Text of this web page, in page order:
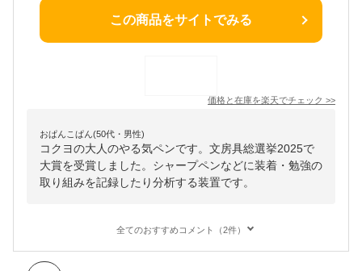
この商品をサイトでみる
価格と在庫を楽天でチェック >>
おぱんこぱん(50代・男性)
コクヨの大人のやる気ペンです。文房具総選挙2025で
大賞を受賞しました。シャープペンなどに装着・勉強の
取り組みを記録したり分析する装置です。
全てのおすすめコメント（2件）